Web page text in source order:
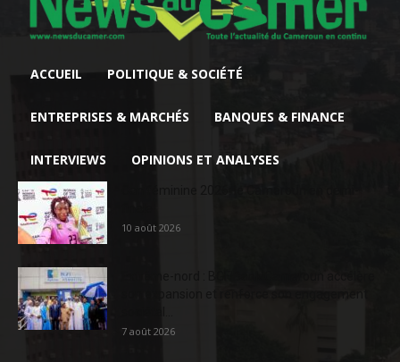
ACCUEIL POLITIQUE & SOCIÉTÉ
ENTREPRISES & MARCHÉS BANQUES & FINANCE
INTERVIEWS OPINIONS ET ANALYSES
10 août 2026
7 août 2026